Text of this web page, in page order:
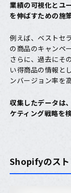
業績の可視化とユ
を伸ばすための施
例えば、ベストセ
の商品のキャンペ
さらに、過去にそ
い得商品の情報と
ンバージョン率を
収集したデータは
ケティング戦略を
Shopifyのスト